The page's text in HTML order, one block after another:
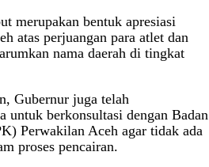
merupakan bentuk apresiasi
atas perjuangan para atlet dan
nama daerah di tingkat
Gubernur juga telah
untuk berkonsultasi dengan Badan
Perwakilan Aceh agar tidak ada
proses pencairan.